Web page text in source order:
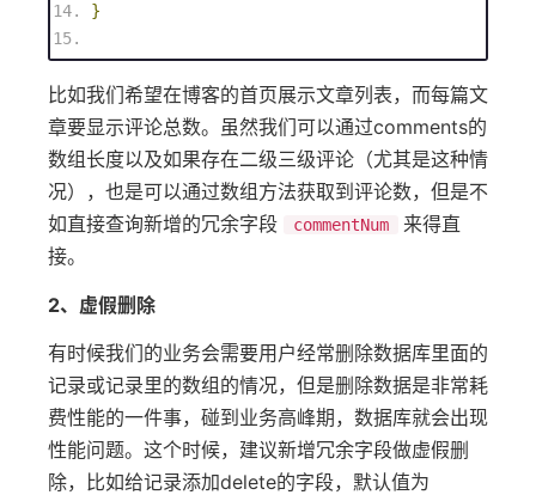
}
比如我们希望在博客的首页展示文章列表，而每篇文
章要显示评论总数。虽然我们可以通过comments的
数组长度以及如果存在二级三级评论（尤其是这种情
况），也是可以通过数组方法获取到评论数，但是不
如直接查询新增的冗余字段
commentNum
来得直
接。
2、虚假删除
有时候我们的业务会需要用户经常删除数据库里面的
记录或记录里的数组的情况，但是删除数据是非常耗
费性能的一件事，碰到业务高峰期，数据库就会出现
性能问题。这个时候，建议新增冗余字段做虚假删
除，比如给记录添加delete的字段，默认值为